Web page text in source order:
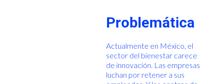
Problemática
Actualmente en México, el
sector del bienestar carece
de innovación. Las empresas
luchan por retener a sus